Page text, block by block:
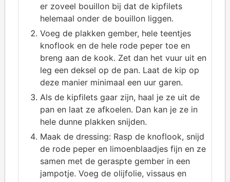
er zoveel bouillon bij dat de kipfilets
helemaal onder de bouillon liggen.
Voeg de plakken gember, hele teentjes
knoflook en de hele rode peper toe en
breng aan de kook. Zet dan het vuur uit en
leg een deksel op de pan. Laat de kip op
deze manier minimaal een uur garen.
Als de kipfilets gaar zijn, haal je ze uit de
pan en laat ze afkoelen. Dan kan je ze in
hele dunne plakken snijden.
Maak de dressing: Rasp de knoflook, snijd
de rode peper en limoenblaadjes fijn en ze
samen met de geraspte gember in een
jampotje. Voeg de olijfolie, vissaus en